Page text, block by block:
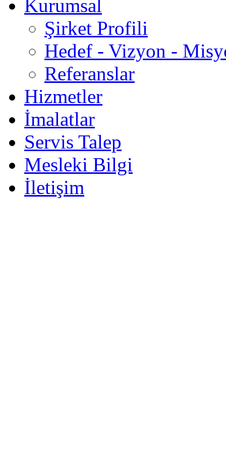
Kurumsal
Şirket Profili
Hedef - Vizyon -
Referanslar
Hizmetler
İmalatlar
Servis Talep
Mesleki Bilgi
İletişim